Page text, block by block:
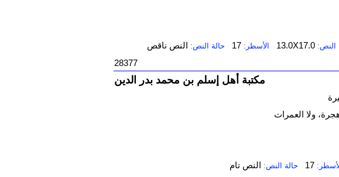
النص: 13.0X17.0 الأسطر: 17 حالة النص: النص ناقص
28377
مكتبة أهل إسلم بن محمد بدر الدين
ولا العمرات
17 حالة النص: النص تام